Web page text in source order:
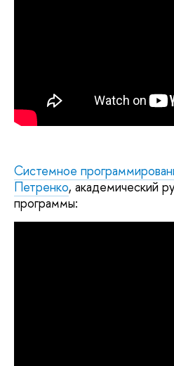
Системное
Петренко, академический
программы: